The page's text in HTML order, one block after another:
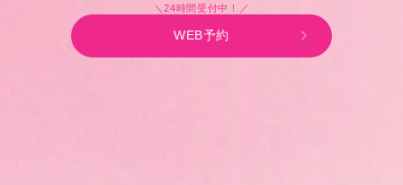
＼24時間受付中！／
WEB予約